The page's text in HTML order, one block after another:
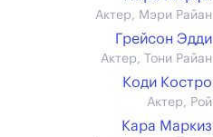
Актер, Мэри Райан
Грейсон Эдди
Актер, Тони Райан
Коди Костро
Актер, Рой
Кара Маркиз